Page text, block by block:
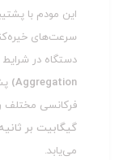
این مودم با
سرعت‌های
دستگاه در شرایط
Aggregation)
فرکانسی مختلف
گیگابیت بر ثانیه
می‌یابد.